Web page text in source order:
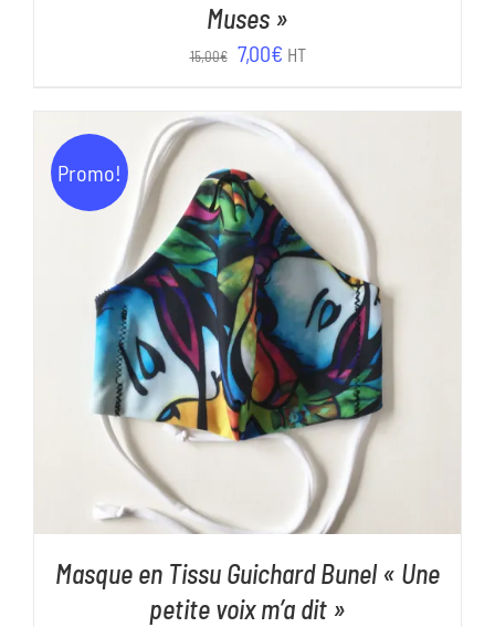
Muses »
15,00€ Le
initial
15,00€.
7,00€Le
actuel
est :
7,00€.
HT
Promo!
AJOUTER AU PANIER / DÉTAILS
Masque en Tissu Guichard Bunel « Une
petite voix m’a dit »